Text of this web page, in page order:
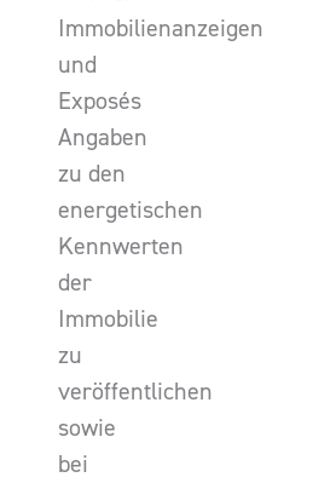
Immobilienanzeigen
und
Exposés
Angaben
zu den
energetischen
Kennwerten
der
Immobilie
zu
veröffentlichen
sowie
bei